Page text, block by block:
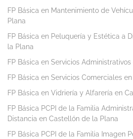
FP Básica en Mantenimiento de
Plana
FP Básica en Peluquería y Estética a
la Plana
FP Básica en Servicios
FP Básica en Servicios Comerciales
FP Básica en Vidriería y Alfarería en
FP Básica PCPI de la Familia
Distancia en Castellón de la Plana
FP Básica PCPI de la Familia Imagen